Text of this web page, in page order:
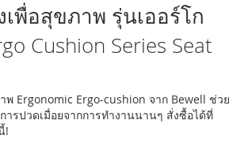
เพื่อสุขภาพ รุ่นเออร์โก
Cushion Series Seat
พ Ergonomic Ergo-cushion จาก Bewell ช่วย
รปวดเมื่อยจากการทำงานนานๆ สั่งซื้อได้ที่
!